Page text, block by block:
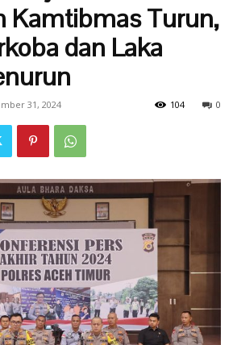
Kamtibmas Turun,
dan Laka
31, 2024 0
104